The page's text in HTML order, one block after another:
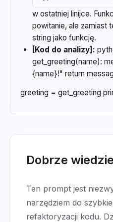
w ostatniej linijce.
powitanie, ale zamiast
string jako funkcję.
[Kod do analizy]:
get_greeting(name):
{name}!" return
greeting = get_greeting
Dobrze
Ten prompt jest
narzędziem do
refaktoryzacji kodu.